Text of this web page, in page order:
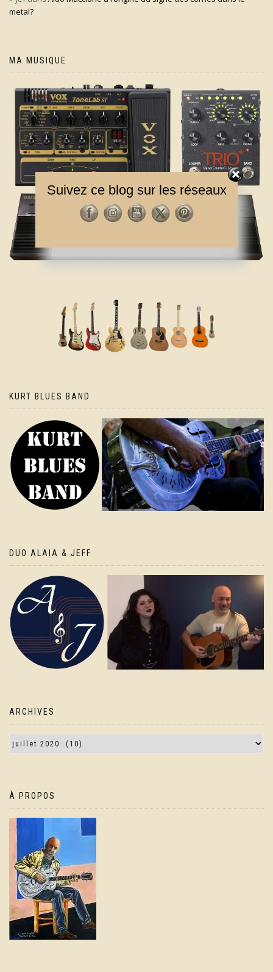
metal?
MA MUSIQUE
KURT BLUES BAND
DUO ALAIA & JEFF
ARCHIVES
À PROPOS
Suivez ce blog sur les réseaux